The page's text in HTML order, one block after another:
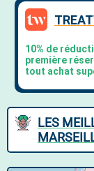
LES